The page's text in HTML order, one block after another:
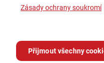
Zásady ochrany soukromí
Přijmout všechny